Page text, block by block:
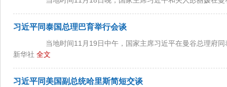
习近平同泰国总理巴育举行会谈
当地时间11月19日中午，国家主席习近平在曼谷总理府同
新华社 全文
习近平同美国副总统哈里斯简短交谈